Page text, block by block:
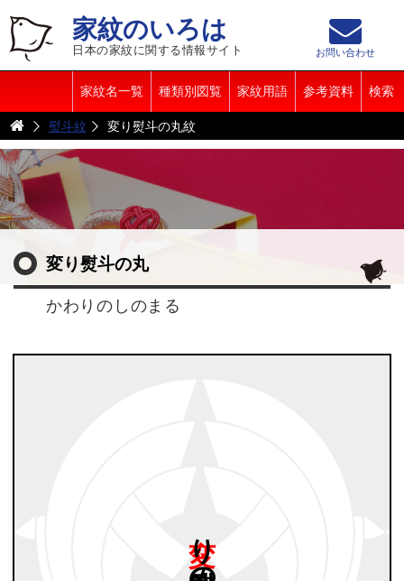
家紋のいろは
日本の家紋に関する情報サイト
家紋名一覧 種類別図覧 家紋用語 参考資料 検索
お問い合わせ
熨斗紋 変り熨斗の丸紋
変り熨斗の丸
かわりのしのまる
丸